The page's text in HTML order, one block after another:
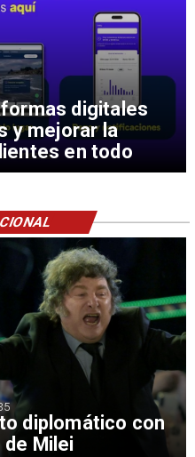
digitales
y mejorar la
en todo
diplomático con
Milei